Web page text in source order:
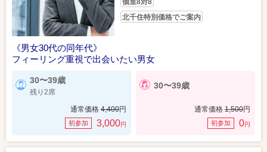
個室8対8
北千住特別価格でご案内
《男女30代の同年代》
フィーリング重視で出会いたい男女
30〜39歳
残り2席
通常価格 4,400円
初参加 3,000円
30〜39歳
通常価格 1,500円
初参加 0円